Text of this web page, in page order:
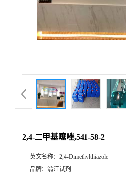
2,4-二甲基噻唑,541-58-2
英文名称： 2,4-Dimethylthiazole
品牌： 翁江试剂